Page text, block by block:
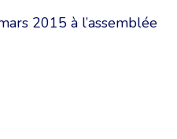
2015 à l’assemblée